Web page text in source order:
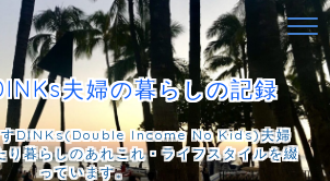
夫婦の暮らしの記録
すDINKs(Double Income No Kids)夫婦
り暮らしのあれこれ・ライフスタイルを綴
っています。